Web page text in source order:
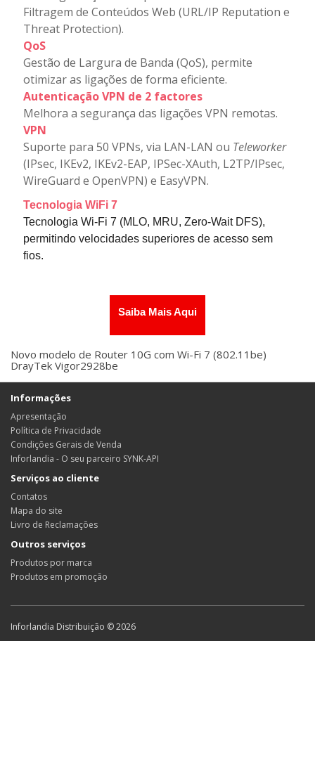
Filtragem de Conteúdos Web (URL/IP Reputation e
Threat Protection).
QoS
Gestão de Largura de Banda (QoS), permite
otimizar as ligações de forma eficiente.
Autenticação VPN de 2 factores
Melhora a segurança das ligações VPN remotas.
VPN
Suporte para 50 VPNs, via LAN-LAN ou Teleworker
(IPsec, IKEv2, IKEv2-EAP, IPSec-XAuth, L2TP/IPsec,
WireGuard e OpenVPN) e EasyVPN.
Tecnologia WiFi 7
Tecnologia Wi-Fi 7 (MLO, MRU, Zero-Wait DFS),
permitindo velocidades superiores de acesso sem
fios.
Saiba Mais Aqui
Novo modelo de Router 10G com Wi-Fi 7 (802.11be)
DrayTek Vigor2928be
Informações
Apresentação
Política de Privacidade
Condições Gerais de Venda
Inforlandia - O seu parceiro SYNK-API
Serviços ao cliente
Contatos
Mapa do site
Livro de Reclamações
Outros serviços
Produtos por marca
Produtos em promoção
Inforlandia Distribuição © 2026